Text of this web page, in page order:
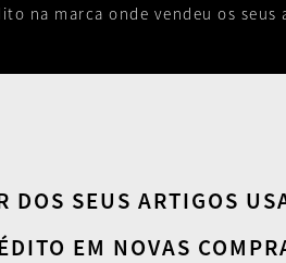
na marca onde vendeu os seus
DOS SEUS ARTIGOS
EM NOVAS